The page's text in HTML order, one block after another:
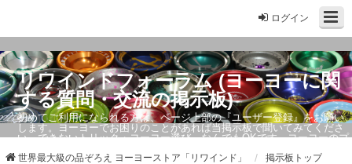
ログイン
リワインドフォーラム (ヨーヨーに関
する質問・交流の掲示板)
初めてご利用になられる方は、ページ上部の『ユーザー登録』をお願い
します。ヨーヨーでお困りのことがあれば当掲示板で聞いてみてくださ
い。できないトリック・ヨーヨー選び、なんでもOKです。ヨーヨーのプ
世界最大級の品ぞろえ ヨーヨーストア「リワインド」 掲示板トップ